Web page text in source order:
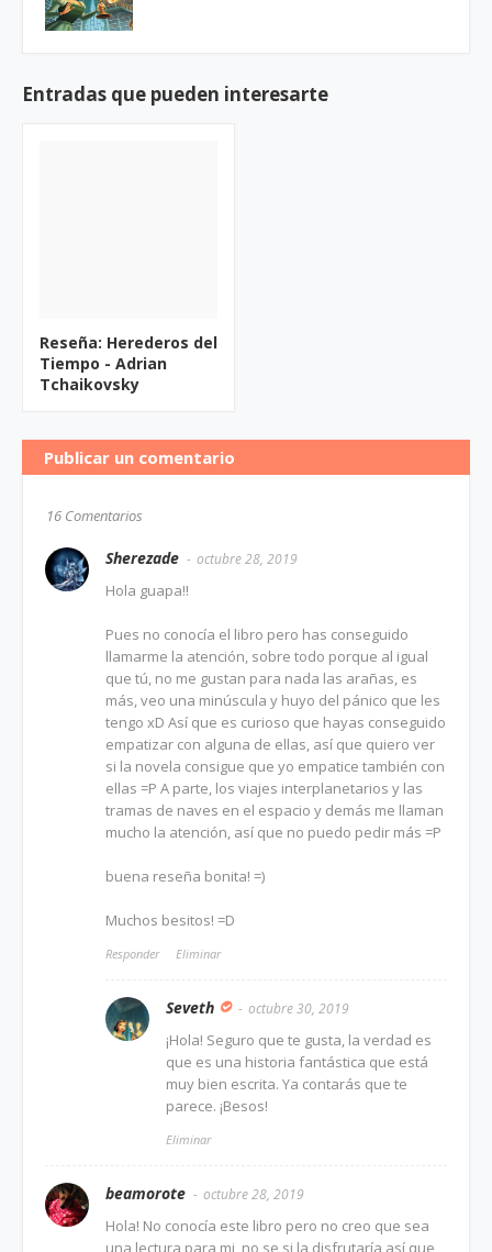
Entradas que pueden interesarte
Reseña: Herederos del
Tiempo - Adrian
Tchaikovsky
Publicar un comentario
16 Comentarios
Sherezade octubre 28, 2019
Hola guapa!!
Pues no conocía el libro pero has conseguido
llamarme la atención, sobre todo porque al igual
que tú, no me gustan para nada las arañas, es
más, veo una minúscula y huyo del pánico que les
tengo xD Así que es curioso que hayas conseguido
empatizar con alguna de ellas, así que quiero ver
si la novela consigue que yo empatice también con
ellas =P A parte, los viajes interplanetarios y las
tramas de naves en el espacio y demás me llaman
mucho la atención, así que no puedo pedir más =P
buena reseña bonita! =)
Muchos besitos! =D
Responder Eliminar
Seveth octubre 30, 2019
¡Hola! Seguro que te gusta, la verdad es
que es una historia fantástica que está
muy bien escrita. Ya contarás que te
parece. ¡Besos!
Eliminar
beamorote octubre 28, 2019
Hola! No conocía este libro pero no creo que sea
una lectura para mi, no se si la disfrutaría así que